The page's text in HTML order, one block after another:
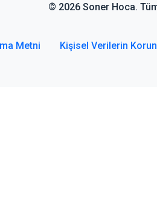
© 2026 Soner Hoca. Tüm
Metni Kişisel Verilerin